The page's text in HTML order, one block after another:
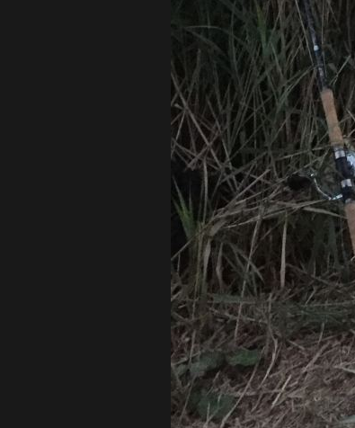
Teilnehmer:
1. Jugendleiterin
Jugendleiter
Betreuer
Special-Guest
Timo Stöcklein, Leon
Jonas Dittrich, Sebastian